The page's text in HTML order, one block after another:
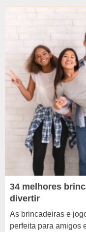
34 melhores
divertir
As brincadeiras e
perfeita para amigos